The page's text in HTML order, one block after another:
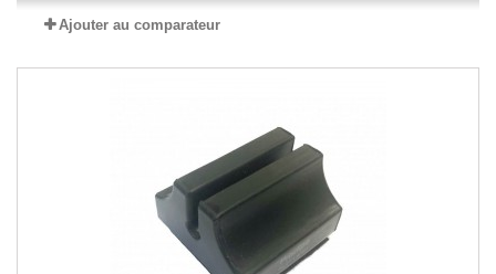
Ajouter au comparateur